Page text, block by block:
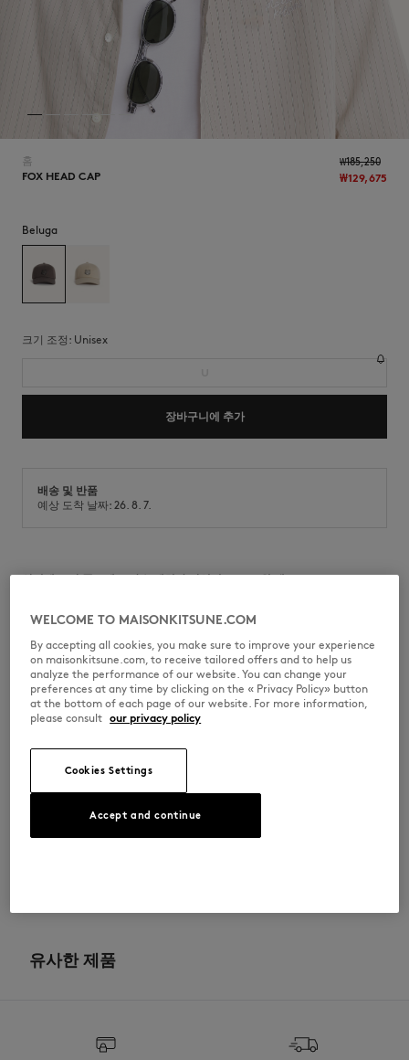
홈
FOX HEAD CAP
₩129,675
₩185,250
Beluga
크기 조정: unisex
장바구니에 추가
배송 및 반품
예상 도착 날짜: 26. 8. 7.
앞면에 토날 폭스헤드 자수 패치가 장식된 코튼 트윌 캡.
6패널 구조
커브드 바이저
앞면에 토날 폭스헤드 자수 패치
뒷면에 메종키츠네와 프로파일 폭스가 각인된 사이즈 조절 가능한 메탈 버
클
MM06104WW0096-0453
사이즈 & 컷
크기 조정: UNISEX
Do not iron
Do not wash
제작 China
유사한 제품
WELCOME TO MAISONKITSUNE.COM
By accepting all cookies, you make sure to improve your experience
on maisonkitsune.com, to receive tailored offers and to help us
analyze the performance of our website. You can change your
preferences at any time by clicking on the « Privacy Policy» button
at the bottom of each page of our website. For more information,
please consult our privacy policy
Cookies Settings
Accept and continue